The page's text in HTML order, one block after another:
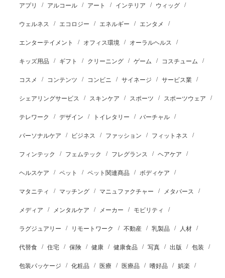
アプリ アルコール アート インテリア ウィッグ
ウェルネス エコロジー エネルギー エンタメ
エンターテイメント オフィス環境 オーラルヘルス
キッズ用品 ギフト クリーニング ゲーム コスチューム
コスメ コンテンツ コンビニ サイネージ サービス業
シェアリングサービス スキンケア スポーツ スポーツウェア
テレワーク デザイン トイレタリー バーチャル
パーソナルケア ビジネス ファッション フィットネス
フィンテック フェムテック フレグランス ヘアケア
ヘルスケア ペット ペット関連商品 ボディケア
マタニティ マッチング マニュファクチャー メタバース
メディア メンタルケア メーカー モビリティ
ラグジュアリー リモートワーク 不動産 乳製品 人材
代替食 住宅 保険 健康 健康食品 写真 出版 包装
包装パッケージ 化粧品 医療 医療品 嗜好品 娯楽